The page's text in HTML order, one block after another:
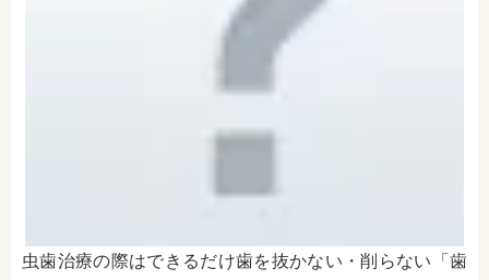
虫歯治療の際はできるだけ歯を抜かない・削らない「歯